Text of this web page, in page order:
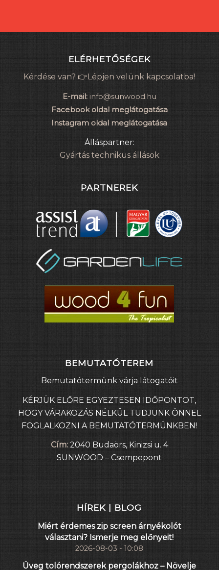
ELÉRHETŐSÉGEK
Kérdése van? 👉Lépjen velünk kapcsolatba!
E-mail: info@sunwood.hu
Facebook oldal meglátogatása
Instagram oldal meglátogatása
Álláspartner:
Gyártás technikus állások
PARTNEREK
BEMUTATÓTEREM
Bemutatótermünk várja látogatóit
KÉRJÜK ELŐRE EGYEZTESEN IDŐPONTOT,
HOGY VÁRAKOZÁS NÉLKÜL TUDJUNK ÖNNEL
FOGLALKOZNI A BEMUTATÓTERMÜNKBEN!
Cím:2040 Budaörs, Kinizsi u. 4
SUNWOOD – Csempepont
HÍREK | BLOG
Miért érdemes zip screen árnyékolót
választani? Ismerje meg előnyeit!
2026-08-03 - 10:08
Üveg tolórendszerek pergolákhoz – Növelje